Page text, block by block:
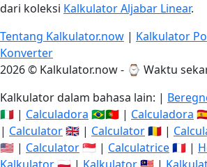
dari koleksi Kalkulator Aljabar Linear.
Tentang Kalkulator.now | Kalkulator
Konverter
2026 © Kalkulator.now - ⌚ Waktu
Kalkulator dalam bahasa lain: |
🇮🇹 | Calculadora 🇧🇷🇵🇹 | Calculadora
| Calculator🇬🇧 | Calculator🇷🇴 |
🇺🇸 | Calculator🇸🇬 | Calculatrice🇫🇷 |